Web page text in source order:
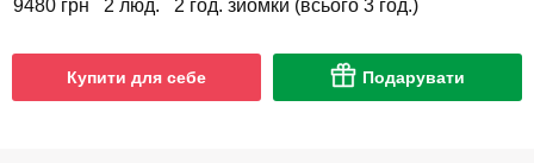
9480 грн 2 люд. 2 год. зйомки (всього 3 год.)
Купити для себе Подарувати